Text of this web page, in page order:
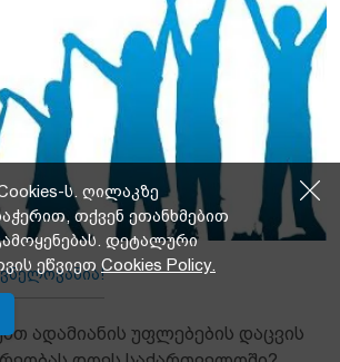
ადამიანის უფლებების დაცვის
ს. ღილაკზე
თქვენ ეთანხმებით
დეტალური
ეწვიეთ Cookies Policy.